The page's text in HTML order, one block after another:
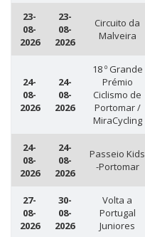
23-
08-
2026
23-
08-
2026
Circuito da
Malveira
24-
08-
2026
24-
08-
2026
18 º Grande
Prémio
Ciclismo de
Portomar /
MiraCycling
24-
08-
2026
24-
08-
2026
Passeio Kids
-Portomar
27-
08-
2026
30-
08-
2026
Volta a
Portugal
Juniores